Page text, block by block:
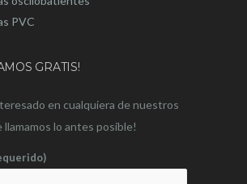
PVC
GRATIS!
en cualquiera de nuestros
llamamos lo antes posible!